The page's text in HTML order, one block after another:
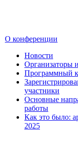
О конференции
Новости
Организаторы
Программный
участники
Основные
работы
Как это было:
2025